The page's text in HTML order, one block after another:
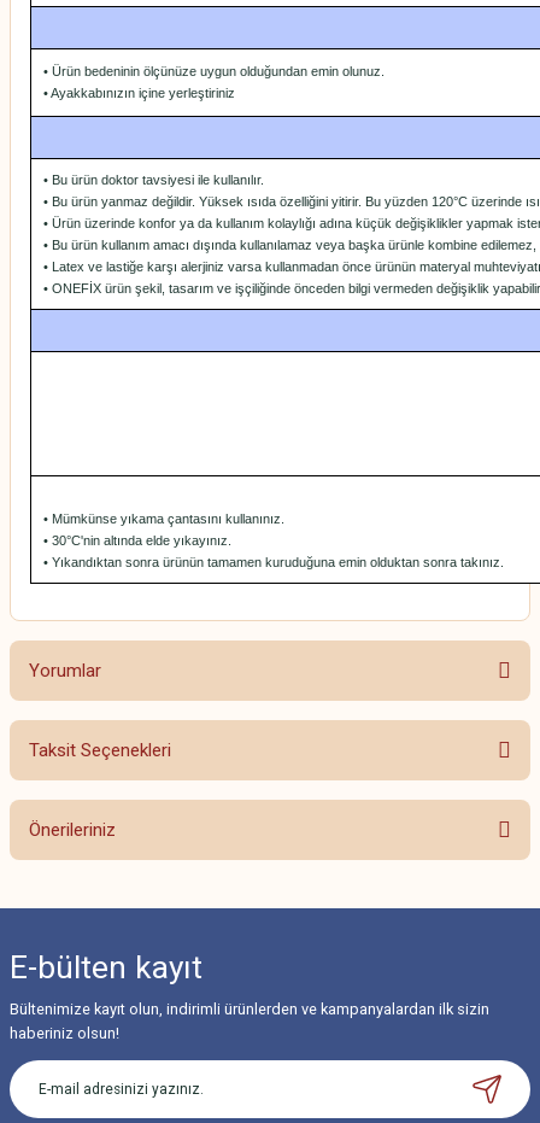
• Ürün bedeninin ölçünüze uygun olduğundan emin olunuz.
• Ayakkabınızın içine yerleştiriniz
• Bu ürün doktor tavsiyesi ile kullanılır.
• Bu ürün yanmaz değildir. Yüksek ısıda özelliğini yitirir. Bu yüzden 120°C üzerinde
• Ürün üzerinde konfor ya da kullanım kolaylığı adına küçük değişiklikler yapmak
• Bu ürün kullanım amacı dışında kullanılamaz veya başka ürünle kombine
• Latex ve lastiğe karşı alerjiniz varsa kullanmadan önce ürünün materyal
• ONEFİX ürün şekil, tasarım ve işçiliğinde önceden bilgi vermeden değişiklik
• Mümkünse yıkama çantasını kullanınız.
• 30°C'nin altında elde yıkayınız.
• Yıkandıktan sonra ürünün tamamen kuruduğuna emin olduktan sonra takınız.
Yorumlar
Bu ürüne ilk yorumu siz yapın!
Taksit Seçenekleri
Önerileriniz
Görüş ve önerileriniz için teşekkür ederiz.
Ürün resmi kalitesiz, bozuk veya görüntülenemiyor.
Ürün açıklamasında eksik bilgiler bulunuyor.
Ürün bilgilerinde hatalar bulunuyor.
E-bülten kayıt
Bültenimize kayıt olun, indirimli ürünlerden ve kampanyalardan ilk sizin
haberiniz olsun!